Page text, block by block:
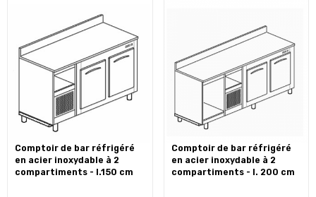
comptoir de bar réfrigéré
en acier inoxydable à 2
compartiments - l.150 cm
comptoir de bar réfrigéré
en acier inoxydable à 2
compartiments - l. 200 cm